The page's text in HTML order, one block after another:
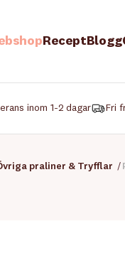
ReceptBlogg
inom 1-2 dagar Fri
praliner & Tryfflar /